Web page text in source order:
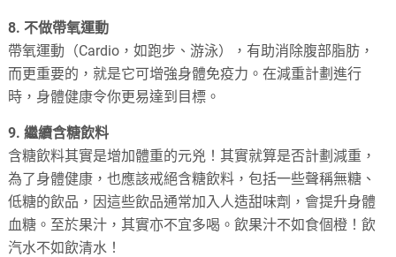
8. 不做帶氧運動
帶氧運動（Cardio，如跑步、游泳），有助消除腹部脂肪，
而更重要的，就是它可增強身體免疫力。在減重計劃進行
時，身體健康令你更易達到目標。
9. 繼續含糖飲料
含糖飲料其實是增加體重的元兇！其實就算是否計劃減重，
為了身體健康，也應該戒絕含糖飲料，包括一些聲稱無糖、
低糖的飲品，因這些飲品通常加入人造甜味劑，會提升身體
血糖。至於果汁，其實亦不宜多喝。飲果汁不如食個橙！飲
汽水不如飲清水！